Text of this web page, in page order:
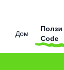
Дом
Ползи
Code